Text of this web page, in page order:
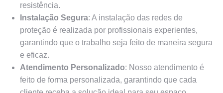
resistência.
Instalação Segura: A instalação das redes de
proteção é realizada por profissionais experientes,
garantindo que o trabalho seja feito de maneira segura
e eficaz.
Atendimento Personalizado: Nosso atendimento é
feito de forma personalizada, garantindo que cada